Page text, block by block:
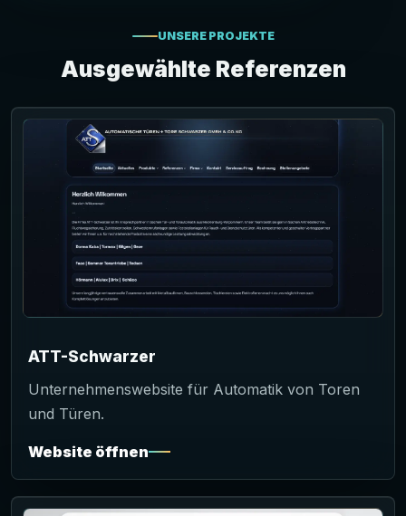
UNSERE PROJEKTE
Ausgewählte Referenzen
ATT-Schwarzer
Unternehmenswebsite für Automatik von Toren
und Türen.
Website öffnen